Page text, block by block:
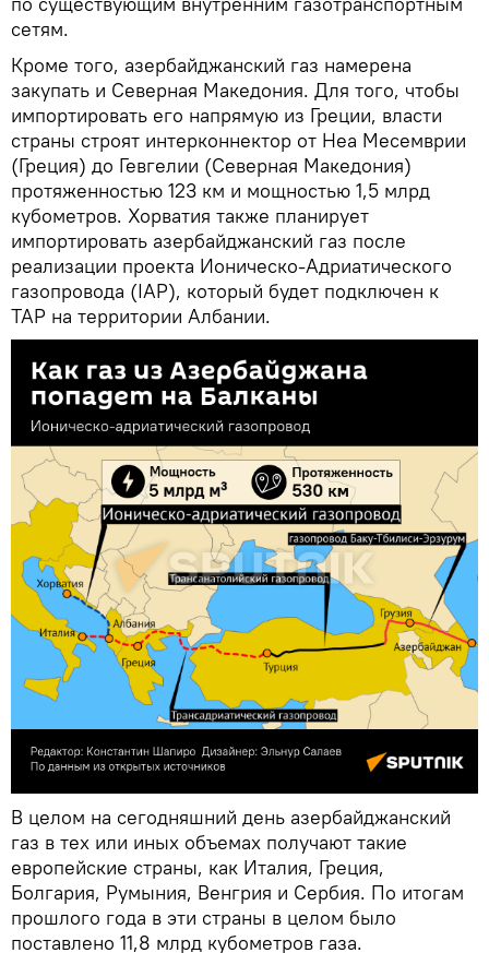
сетям.
Кроме того, азербайджанский газ намерена
закупать и Северная Македония. Для того, чтобы
импортировать его напрямую из Греции, власти
страны строят интерконнектор от Неа Месемврии
(Греция) до Гевгелии (Северная Македония)
протяженностью 123 км и мощностью 1,5 млрд
кубометров. Хорватия также планирует
импортировать азербайджанский газ после
реализации проекта Ионическо-Адриатического
газопровода (IAP), который будет подключен к
ТАР на территории Албании.
В целом на сегодняшний день азербайджанский
газ в тех или иных объемах получают такие
европейские страны, как Италия, Греция,
Болгария, Румыния, Венгрия и Сербия. По итогам
прошлого года в эти страны в целом было
поставлено 11,8 млрд кубометров газа.